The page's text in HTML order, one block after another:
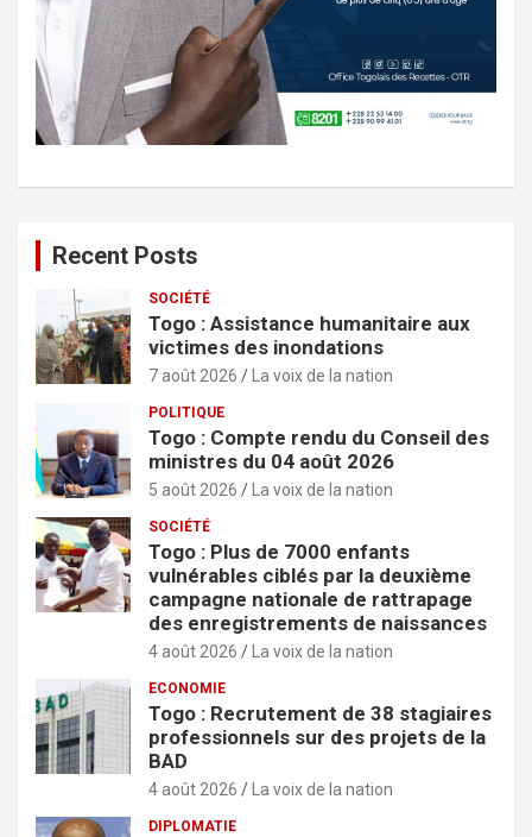
Recent Posts
SOCIÉTÉ
Togo : Assistance humanitaire aux
victimes des inondations
7 août 2026 La voix de la nation
POLITIQUE
Togo : Compte rendu du Conseil des
ministres du 04 août 2026
5 août 2026 La voix de la nation
SOCIÉTÉ
Togo : Plus de 7000 enfants
vulnérables ciblés par la deuxième
campagne nationale de rattrapage
des enregistrements de naissances
4 août 2026 La voix de la nation
ECONOMIE
Togo : Recrutement de 38 stagiaires
professionnels sur des projets de la
BAD
4 août 2026 La voix de la nation
DIPLOMATIE